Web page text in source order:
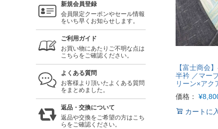
新規会員登録
会員限定クーポンやセール情報
をいち早くお知らせします。
ご利用ガイド
お買い物にあたりご不明な点は
こちらをご確認ください。
よくある質問
お客様より頂いたよくある質問
をまとめました。
返品・交換について
返品や交換をご希望の方はこち
らをご確認ください。
【富士商会
半衿 ／マー
リーン×アク
価格：
¥
カートに